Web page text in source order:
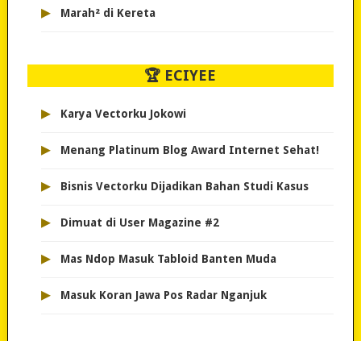
▸ Marah² di Kereta
🏆 ECIYEE
▸ Karya Vectorku Jokowi
▸ Menang Platinum Blog Award Internet Sehat!
▸ Bisnis Vectorku Dijadikan Bahan Studi Kasus
▸ Dimuat di User Magazine #2
▸ Mas Ndop Masuk Tabloid Banten Muda
▸ Masuk Koran Jawa Pos Radar Nganjuk